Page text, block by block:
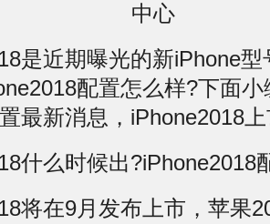
中心
近期曝光的新iPhone型
配置怎么样?下面
最新消息，iPhone2018
么时候出?iPhone2018
在9月发布上市，苹果